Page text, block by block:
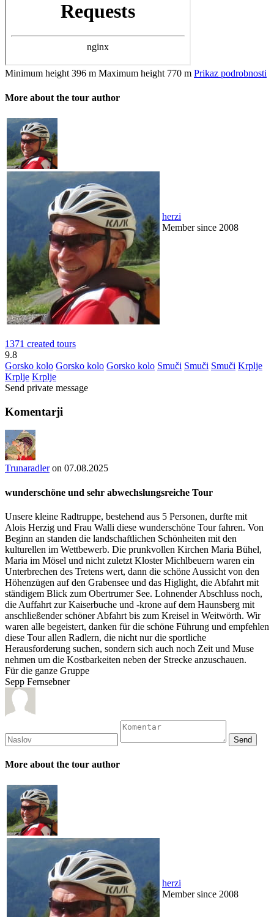
Minimum height 396 m Maximum height 770 m Prikaz podrobnosti
More about the tour author
herzi
Member since 2008
1371 created tours
9.8
Gorsko kolo Gorsko kolo Gorsko kolo Smuči Smuči Smuči Krplje
Krplje Krplje
Send private message
Komentarji
Trunaradleron 07.08.2025
wunderschöne und sehr abwechslungsreiche Tour
Unsere kleine Radtruppe, bestehend aus 5 Personen, durfte mit
Alois Herzig und Frau Walli diese wunderschöne Tour fahren. Von
Beginn an standen die landschaftlichen Schönheiten mit den
kulturellen im Wettbewerb. Die prunkvollen Kirchen Maria Bühel,
Maria im Mösel und nicht zuletzt Kloster Michlbeuern waren ein
Unterbrechen des Tretens wert, dann die schöne Aussicht von den
Höhenzügen auf den Grabensee und das Higlight, die Abfahrt mit
ständigem Blick zum Obertrumer See. Lohnender Abschluss noch,
die Auffahrt zur Kaiserbuche und -krone auf dem Haunsberg mit
anschließender schöner Abfahrt bis zum Kreisel in Weitwörth. Wir
waren alle begeistert, danken für die schöne Führung und empfehlen
diese Tour allen Radlern, die nicht nur die sportliche
Herausforderung suchen, sondern sich auch noch Zeit und Muse
nehmen um die Kostbarkeiten neben der Strecke anzuschauen.
Für die ganze Gruppe
Sepp Fernsebner
More about the tour author
herzi
Member since 2008